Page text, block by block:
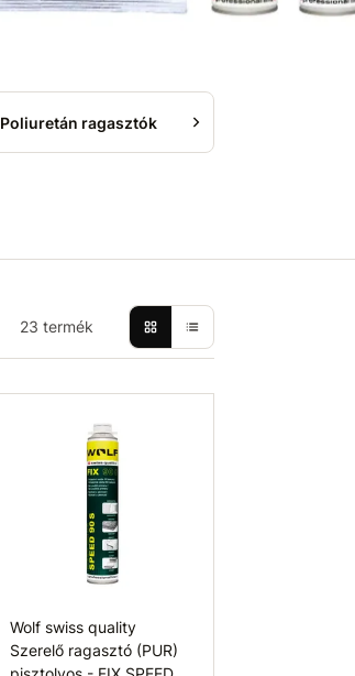
Poliuretán ragasztók
23 termék
Wolf swiss quality
Szerelő ragasztó (PUR)